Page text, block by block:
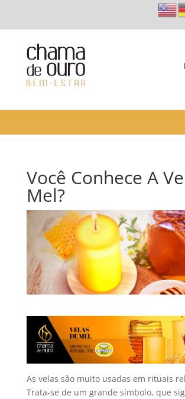
Você Conhece A
Mel?
As velas são muito usadas em rituais
Trata-se de um grande símbolo, que